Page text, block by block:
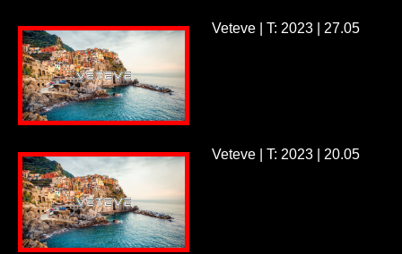
Veteve | T: 2023 | 27.05
Veteve | T: 2023 | 20.05